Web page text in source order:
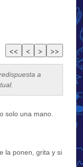
a
solo una mano.
la ponen, grita y si